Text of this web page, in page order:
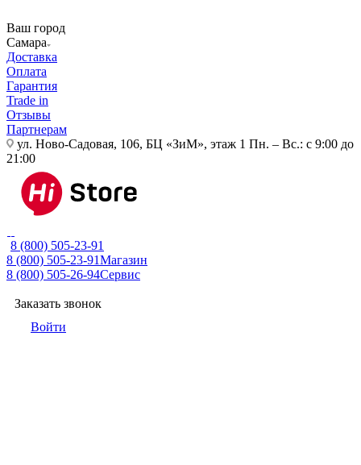
Ваш город
Самара
Доставка
Оплата
Гарантия
Trade in
Отзывы
Партнерам
ул. Ново-Садовая, 106, БЦ «ЗиМ», этаж 1 Пн. – Вс.: с 9:00 до
21:00
8 (800) 505-23-91
8 (800) 505-23-91Магазин
8 (800) 505-26-94Сервис
Заказать звонок
Войти